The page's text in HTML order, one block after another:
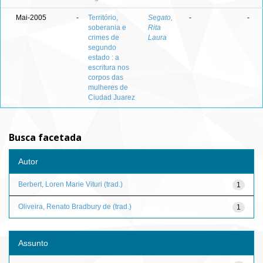
Mai-2005 -
Território,
soberania e
crimes de
segundo
estado : a
escritura nos
corpos das
mulheres de
Ciudad Juarez
Segato,
Rita
Laura
- -
Busca facetada
Autor
1
Berbert, Loren Marie Vituri (trad.)
1
Oliveira, Renato Bradbury de (trad.)
Assunto